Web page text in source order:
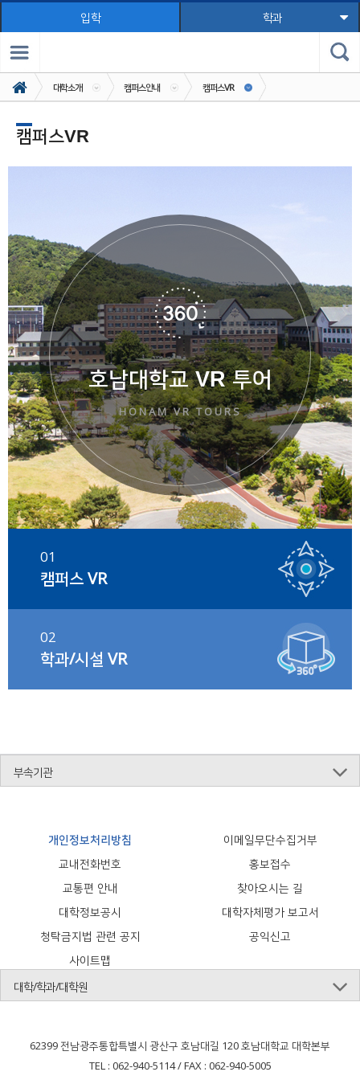
입학 학과
대학소개 캠퍼스안내 캠퍼스VR
캠퍼스VR
호남대학교 VR 투어
HONAM VR TOURS
01
캠퍼스 VR
02
학과/시설 VR
개인정보처리방침
이메일무단수집거부
교내전화번호
홍보접수
교통편 안내
찾아오시는 길
대학정보공시
대학자체평가 보고서
청탁금지법 관련 공지
공익신고
사이트맵
대학/학과/대학원
부속기관
62399 전남광주통합특별시 광산구 호남대길 120 호남대학교 대학본부
TEL : 062-940-5114 / FAX : 062-940-5005